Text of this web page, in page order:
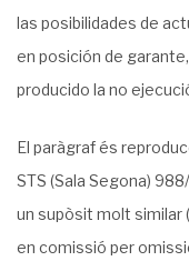
las posibilidades de
en posición de
producido la no
El paràgraf és
STS (Sala Segona)
un supòsit molt similar
en comissió per